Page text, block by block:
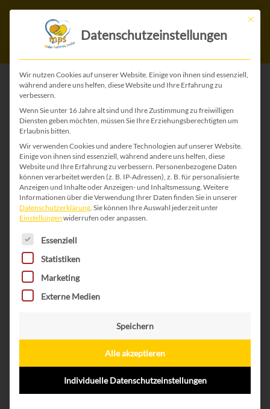
Mit
Datenschutzeinstellungen
Wir nutzen Cookies auf unserer Website. Einige von ihnen sind essenziell,
während andere uns helfen, diese Website und Ihre Erfahrung zu
verbessern.
Wenn Sie unter 16 Jahre alt sind und Ihre Zustimmung zu freiwilligen
Diensten geben möchten, müssen Sie Ihre Erziehungsberechtigten um
Erlaubnis bitten.
Wir verwenden Cookies und andere Technologien auf unserer Website.
Einige von ihnen sind essenziell, während andere uns helfen, diese
Website und Ihre Erfahrung zu verbessern. Personenbezogene Daten
können verarbeitet werden (z. B. IP-Adressen), z. B. für personalisierte
Anzeigen und Inhalte oder Anzeigen- und Inhaltsmessung. Weitere
Informationen über die Verwendung Ihrer Daten finden Sie in unserer
Datenschutzerklärung. Sie können Ihre Auswahl jederzeit unter
Einstellungen widerrufen oder anpassen.
Es folgt eine Liste der Service-Gruppen, für die
Essenziell
Statistiken
Marketing
Externe Medien
Speichern
Alle akzeptieren
Individuelle Datenschutzeinstellungen